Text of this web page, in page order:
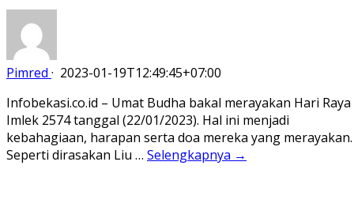
Pimred · 2023-01-19T12:49:45+07:00
Infobekasi.co.id – Umat Budha bakal merayakan Hari Raya
Imlek 2574 tanggal (22/01/2023). Hal ini menjadi
kebahagiaan, harapan serta doa mereka yang merayakan.
Seperti dirasakan Liu … Selengkapnya →